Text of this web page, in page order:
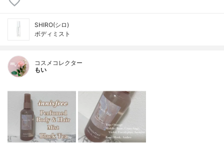
SHIRO(シロ)
ボディミスト
コスメコレクター
もい